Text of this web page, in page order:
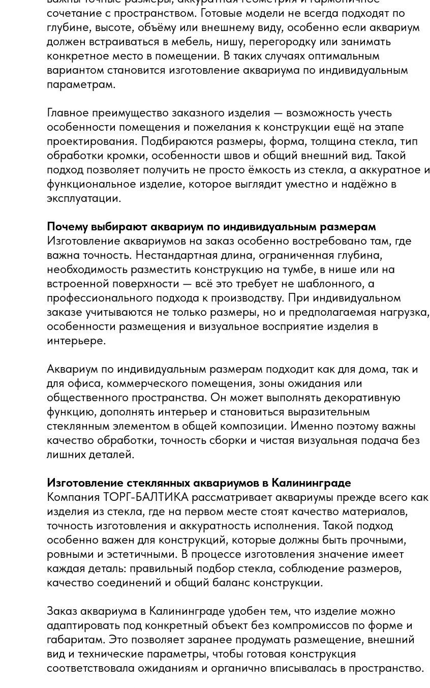
сочетание с пространством. Готовые модели не всегда подходят по
глубине, высоте, объёму или внешнему виду, особенно если аквариум
должен встраиваться в мебель, нишу, перегородку или занимать
конкретное место в помещении. В таких случаях оптимальным
вариантом становится изготовление аквариума по индивидуальным
параметрам.
Главное преимущество заказного изделия — возможность учесть
особенности помещения и пожелания к конструкции ещё на этапе
проектирования. Подбираются размеры, форма, толщина стекла, тип
обработки кромки, особенности швов и общий внешний вид. Такой
подход позволяет получить не просто ёмкость из стекла, а аккуратное и
функциональное изделие, которое выглядит уместно и надёжно в
эксплуатации.
Почему выбирают аквариум по индивидуальным размерам
Изготовление аквариумов на заказ особенно востребовано там, где
важна точность. Нестандартная длина, ограниченная глубина,
необходимость разместить конструкцию на тумбе, в нише или на
встроенной поверхности — всё это требует не шаблонного, а
профессионального подхода к производству. При индивидуальном
заказе учитываются не только размеры, но и предполагаемая нагрузка,
особенности размещения и визуальное восприятие изделия в
интерьере.
Аквариум по индивидуальным размерам подходит как для дома, так и
для офиса, коммерческого помещения, зоны ожидания или
общественного пространства. Он может выполнять декоративную
функцию, дополнять интерьер и становиться выразительным
стеклянным элементом в общей композиции. Именно поэтому важны
качество обработки, точность сборки и чистая визуальная подача без
лишних деталей.
Изготовление стеклянных аквариумов в Калининграде
Компания ТОРГ-БАЛТИКА рассматривает аквариумы прежде всего как
изделия из стекла, где на первом месте стоят качество материалов,
точность изготовления и аккуратность исполнения. Такой подход
особенно важен для конструкций, которые должны быть прочными,
ровными и эстетичными. В процессе изготовления значение имеет
каждая деталь: правильный подбор стекла, соблюдение размеров,
качество соединений и общий баланс конструкции.
Заказ аквариума в Калининграде удобен тем, что изделие можно
адаптировать под конкретный объект без компромиссов по форме и
габаритам. Это позволяет заранее продумать размещение, внешний
вид и технические параметры, чтобы готовая конструкция
соответствовала ожиданиям и органично вписывалась в пространство.